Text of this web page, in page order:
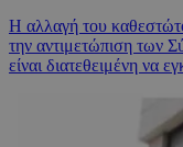
Η αλλαγή του
την αντιμετώπιση των
είναι διατεθειμένη να